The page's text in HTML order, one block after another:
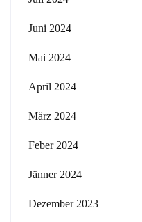
Juni 2024
Mai 2024
April 2024
März 2024
Feber 2024
Jänner 2024
Dezember 2023